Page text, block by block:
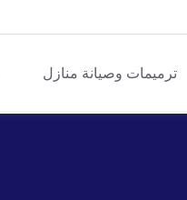
ترميمات وصيانة منازل